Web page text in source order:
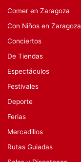
Comer en Zaragoza
Con Niños en Zaragoza
Conciertos
De Tiendas
Espectáculos
Festivales
Deporte
Ferias
Mercadillos
Rutas Guiadas